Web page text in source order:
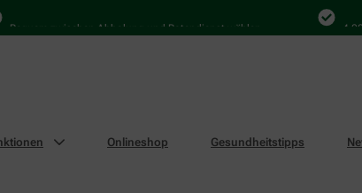
zwischen Abholung und Botendienst wählen 4.000
Onlineshop Gesundheitstipps